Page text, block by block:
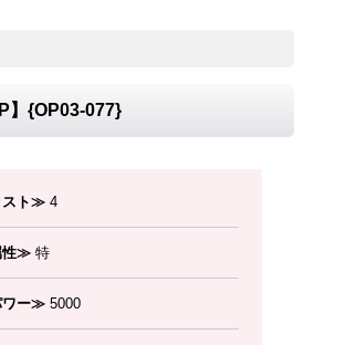
】{OP03-077}
ト≫ 4
≫ 特
ー≫ 5000